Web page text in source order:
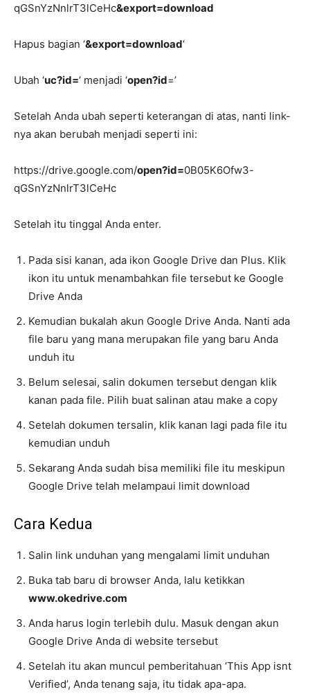
qGSnYzNnlrT3lCeHc&export=download
Hapus bagian ‘&export=download‘
Ubah ‘uc?id=‘ menjadi ‘open?id=’
Setelah Anda ubah seperti keterangan di atas, nanti link-
nya akan berubah menjadi seperti ini:
https://drive.google.com/open?id=0B05K6Ofw3-
qGSnYzNnlrT3lCeHc
Setelah itu tinggal Anda enter.
Pada sisi kanan, ada ikon Google Drive dan Plus. Klik
ikon itu untuk menambahkan file tersebut ke Google
Drive Anda
Kemudian bukalah akun Google Drive Anda. Nanti ada
file baru yang mana merupakan file yang baru Anda
unduh itu
Belum selesai, salin dokumen tersebut dengan klik
kanan pada file. Pilih buat salinan atau make a copy
Setelah dokumen tersalin, klik kanan lagi pada file itu
kemudian unduh
Sekarang Anda sudah bisa memiliki file itu meskipun
Google Drive telah melampaui limit download
Cara Kedua
Salin link unduhan yang mengalami limit unduhan
Buka tab baru di browser Anda, lalu ketikkan
www.okedrive.com
Anda harus login terlebih dulu. Masuk dengan akun
Google Drive Anda di website tersebut
Setelah itu akan muncul pemberitahuan ‘This App isnt
Verified’, Anda tenang saja, itu tidak apa-apa.